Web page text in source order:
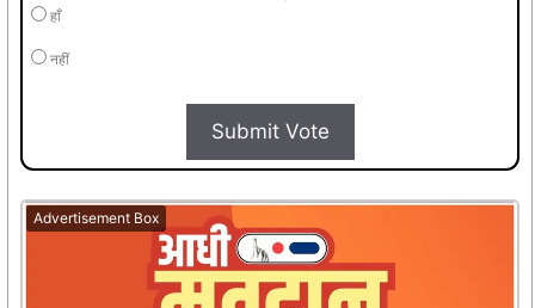
हाँ
नहीं
Submit Vote
Advertisement Box